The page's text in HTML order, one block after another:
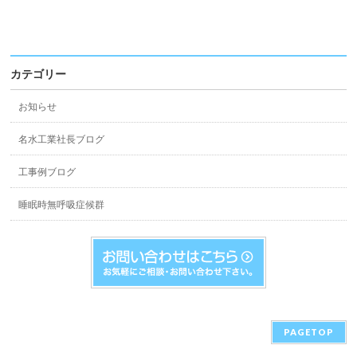
カテゴリー
お知らせ
名水工業社長ブログ
工事例ブログ
睡眠時無呼吸症候群
PAGETOP